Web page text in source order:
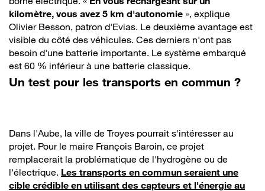
kilomètre, vous avez 5 km d'autonomie », explique
Olivier Besson, patron d'Evias. Le deuxième avantage est
visible du côté des véhicules. Ces derniers n'ont pas
besoin d'une batterie importante. Le système embarqué
est 60 % inférieur à une batterie classique.
Un test pour les transports en commun ?
Dans l'Aube, la ville de Troyes pourrait s'intéresser au
projet. Pour le maire François Baroin, ce projet
remplacerait la problématique de l'hydrogène ou de
l'électrique. Les transports en commun seraient une
cible crédible en utilisant des capteurs et l'énergie au